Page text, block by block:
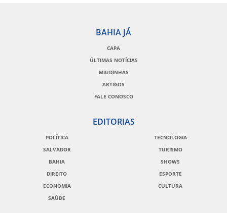
BAHIA JÁ
CAPA
ÚLTIMAS NOTÍCIAS
MIUDINHAS
ARTIGOS
FALE CONOSCO
EDITORIAS
POLÍTICA
SALVADOR
BAHIA
DIREITO
ECONOMIA
SAÚDE
TECNOLOGIA
TURISMO
SHOWS
ESPORTE
CULTURA